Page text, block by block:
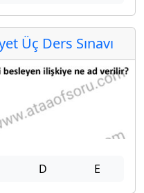
Üç Ders Sınavı
D E